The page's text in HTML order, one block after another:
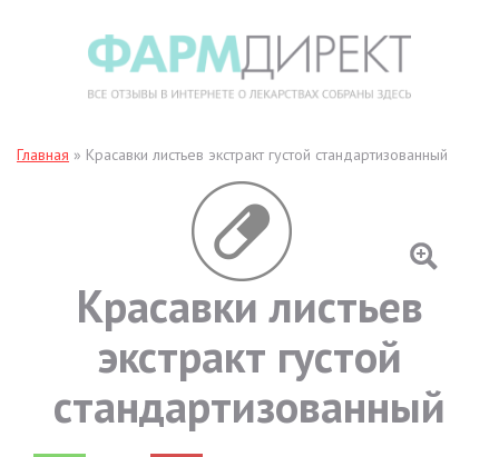
Главная » Красавки листьев экстракт густой стандартизованный
Красавки листьев
экстракт густой
стандартизованный